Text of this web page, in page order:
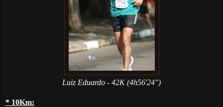
Luiz Eduardo - 42K (4h56'24")
* 10Km: